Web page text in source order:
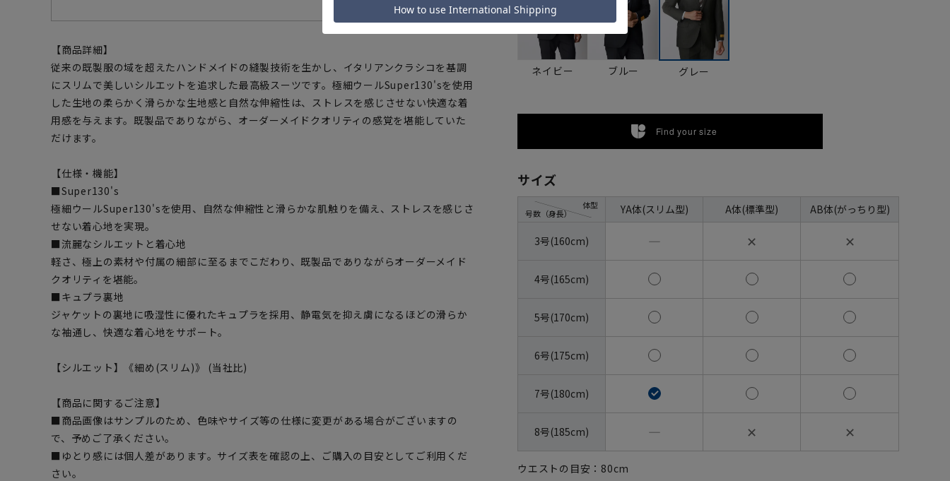
【商品詳細】
従来の既製服の域を超えたハンドメイドの縫製技術を生かし、イタリアンクラシコを基調
にスリムで美しいシルエットを追求した最高級スーツです。極細ウールSuper130'sを使用
した生地の柔らかく滑らかな生地感と自然な伸縮性は、ストレスを感じさせない快適な着
用感を与えます。既製品でありながら、オーダーメイドクオリティの感覚を堪能していた
だけます。
【仕様・機能】
■Super130's
極細ウールSuper130'sを使用、自然な伸縮性と滑らかな肌触りを備え、ストレスを感じさ
せない着心地を実現。
■流麗なシルエットと着心地
軽さ、極上の素材や付属の細部に至るまでこだわり、既製品でありながらオーダーメイド
クオリティを堪能。
■キュプラ裏地
ジャケットの裏地に吸湿性に優れたキュプラを採用、静電気を抑え虜になるほどの滑らか
な袖通し、快適な着心地をサポート。
【シルエット】《細め(スリム)》 (当社比)
【商品に関するご注意】
■商品画像はサンプルのため、色味やサイズ等の仕様に変更がある場合がございますの
で、予めご了承ください。
■ゆとり感には個人差があります。サイズ表を確認の上、ご購入の目安としてご利用くだ
さい。
ネイビー ブルー グレー
Find your size
サイズ
号数（身長）
体型 YA体(スリム型) A体(標準型) AB体(がっちり型)
3号(160cm) ― ✕ ✕
4号(165cm)
5号(170cm)
6号(175cm)
7号(180cm)
8号(185cm) ― ✕ ✕
ウエストの目安： 80cm